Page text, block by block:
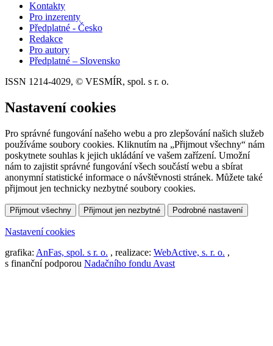
Kontakty
Pro inzerenty
Předplatné - Česko
Redakce
Pro autory
Předplatné – Slovensko
ISSN 1214-4029, © VESMÍR, spol. s r. o.
Nastavení cookies
Pro správné fungování našeho webu a pro zlepšování našich služeb
používáme soubory cookies. Kliknutím na „Přijmout všechny“ nám
poskytnete souhlas k jejich ukládání ve vašem zařízení. Umožní
nám to zajistit správné fungování všech součástí webu a sbírat
anonymní statistické informace o návštěvnosti stránek. Můžete také
přijmout jen technicky nezbytné soubory cookies.
Přijmout všechny Přijmout jen nezbytné Podrobné nastavení
Nastavení cookies
grafika: AnFas, spol. s r. o. , realizace: WebActive, s. r. o. ,
s finanční podporou Nadačního fondu Avast